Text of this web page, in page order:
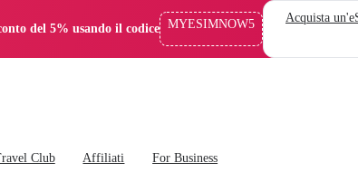
del 5% usando il codice MYESIMNOW5 Acquista
Club Affiliati For Business